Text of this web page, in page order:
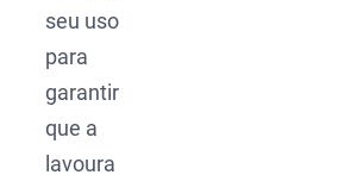
seu uso
para
garantir
que a
lavoura